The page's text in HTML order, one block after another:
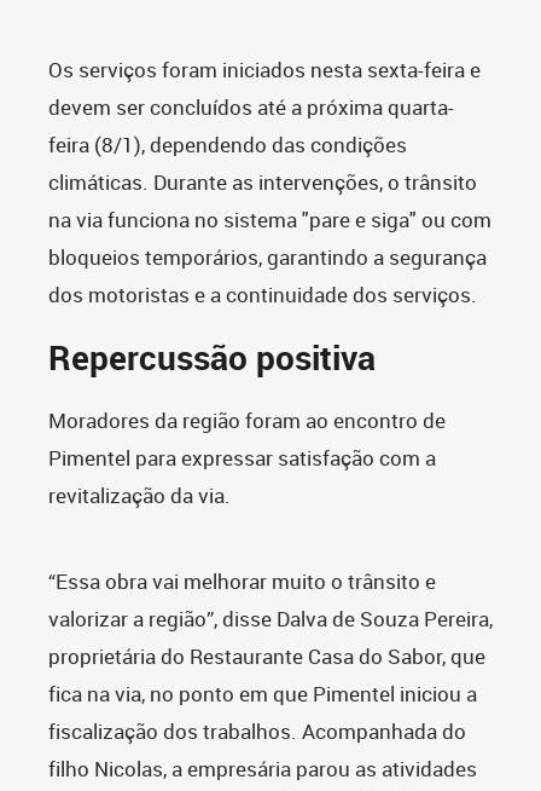
Os serviços foram iniciados nesta sexta-feira e
devem ser concluídos até a próxima quarta-
feira (8/1), dependendo das condições
climáticas. Durante as intervenções, o trânsito
na via funciona no sistema "pare e siga" ou com
bloqueios temporários, garantindo a segurança
dos motoristas e a continuidade dos serviços.
Repercussão positiva
Moradores da região foram ao encontro de
Pimentel para expressar satisfação com a
revitalização da via.
“Essa obra vai melhorar muito o trânsito e
valorizar a região”, disse Dalva de Souza Pereira,
proprietária do Restaurante Casa do Sabor, que
fica na via, no ponto em que Pimentel iniciou a
fiscalização dos trabalhos. Acompanhada do
filho Nicolas, a empresária parou as atividades